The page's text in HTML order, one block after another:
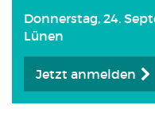
Donnerstag, 24.
Lünen
Jetzt anmelden